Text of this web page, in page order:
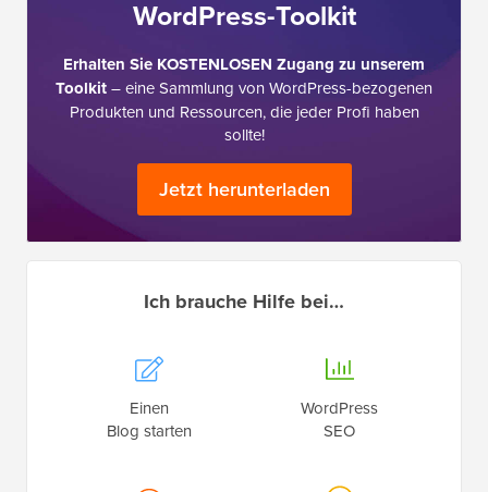
WordPress-Toolkit
Erhalten Sie KOSTENLOSEN Zugang zu unserem
Toolkit– eine Sammlung von WordPress-bezogenen
Produkten und Ressourcen, die jeder Profi haben
sollte!
Jetzt herunterladen
Ich brauche Hilfe bei…
Einen
Blog starten
WordPress
SEO